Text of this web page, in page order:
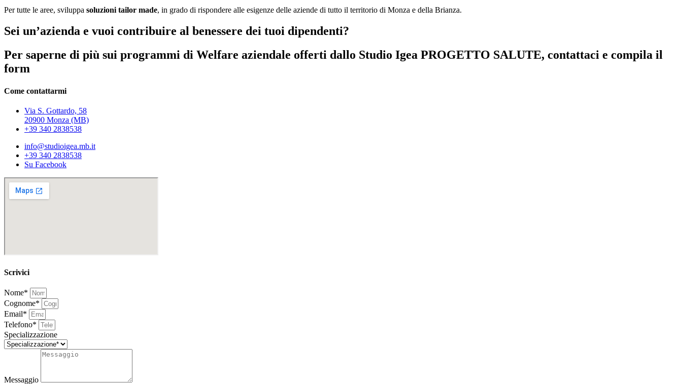
Per tutte le aree, sviluppa soluzioni tailor made, in grado di rispondere alle esigenze delle aziende di tutto il territorio di Monza e della Brianza.
Sei un’azienda e vuoi contribuire al benessere dei tuoi dipendenti?
Per saperne di più sui programmi di Welfare aziendale offerti dallo Studio Igea PROGETTO SALUTE, contattaci e compila il
form
Come contattarmi
Via S. Gottardo, 58
20900 Monza (MB)
+39 340 2838538
info@studioigea.mb.it
+39 340 2838538
Su Facebook
Scrivici
Nome*
Cognome*
Email*
Telefono*
Specializzazione
Messaggio